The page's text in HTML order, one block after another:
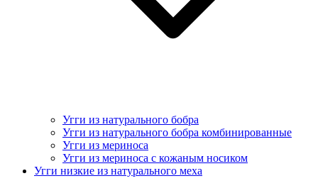
Угги из натурального бобра
Угги из натурального бобра комбинированные
Угги из мериноса
Угги из мериноса с кожаным носиком
Угги низкие из натурального меха